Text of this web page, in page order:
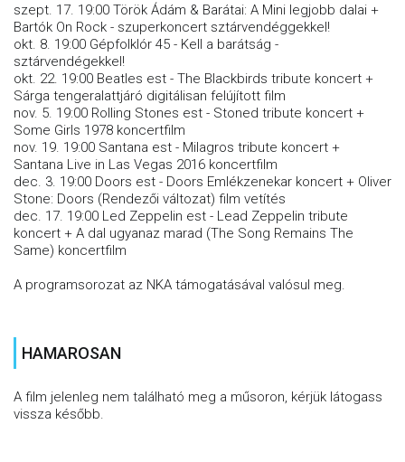
szept. 17. 19:00 Török Ádám & Barátai: A Mini legjobb dalai +
Bartók On Rock - szuperkoncert sztárvendéggekkel!
okt. 8. 19:00 Gépfolklór 45 - Kell a barátság -
sztárvendégekkel!
okt. 22. 19:00 Beatles est - The Blackbirds tribute koncert +
Sárga tengeralattjáró digitálisan felújított film
nov. 5. 19:00 Rolling Stones est - Stoned tribute koncert +
Some Girls 1978 koncertfilm
nov. 19. 19:00 Santana est - Milagros tribute koncert +
Santana Live in Las Vegas 2016 koncertfilm
dec. 3. 19:00 Doors est - Doors Emlékzenekar koncert + Oliver
Stone: Doors (Rendezői változat) film vetítés
dec. 17. 19:00 Led Zeppelin est - Lead Zeppelin tribute
koncert + A dal ugyanaz marad (The Song Remains The
Same) koncertfilm
A programsorozat az NKA támogatásával valósul meg.
HAMAROSAN
A film jelenleg nem található meg a műsoron, kérjük látogass
vissza később.